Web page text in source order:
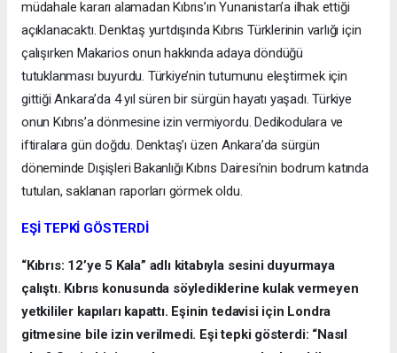
müdahale kararı alamadan Kıbrıs’ın Yunanistan’a ilhak ettiği
açıklanacaktı. Denktaş yurtdışında Kıbrıs Türklerinin varlığı için
çalışırken Makarios onun hakkında adaya döndüğü
tutuklanması buyurdu. Türkiye’nin tutumunu eleştirmek için
gittiği Ankara’da 4 yıl süren bir sürgün hayatı yaşadı. Türkiye
onun Kıbrıs’a dönmesine izin vermiyordu. Dedikodulara ve
iftiralara gün doğdu. Denktaş’ı üzen Ankara’da sürgün
döneminde Dışişleri Bakanlığı Kıbrıs Dairesi’nin bodrum katında
tutulan, saklanan raporları görmek oldu.
EŞİ TEPKİ GÖSTERDİ
“Kıbrıs: 12’ye 5 Kala” adlı kitabıyla sesini duyurmaya
çalıştı. Kıbrıs konusunda söylediklerine kulak vermeyen
yetkililer kapıları kapattı. Eşinin tedavisi için Londra
gitmesine bile izin verilmedi. Eşi tepki gösterdi: “Nasıl